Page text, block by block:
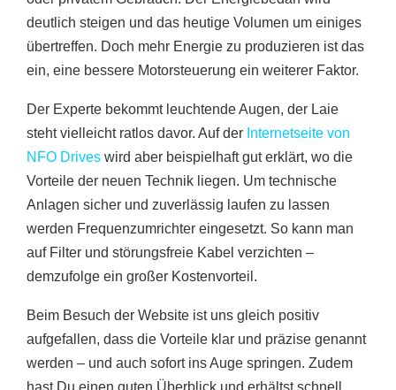
deutlich steigen und das heutige Volumen um einiges
übertreffen. Doch mehr Energie zu produzieren ist das
ein, eine bessere Motorsteuerung ein weiterer Faktor.
Der Experte bekommt leuchtende Augen, der Laie
steht vielleicht ratlos davor. Auf der Internetseite von
NFO Drives wird aber beispielhaft gut erklärt, wo die
Vorteile der neuen Technik liegen. Um technische
Anlagen sicher und zuverlässig laufen zu lassen
werden Frequenzumrichter eingesetzt. So kann man
auf Filter und störungsfreie Kabel verzichten –
demzufolge ein großer Kostenvorteil.
Beim Besuch der Website ist uns gleich positiv
aufgefallen, dass die Vorteile klar und präzise genannt
werden – und auch sofort ins Auge springen. Zudem
hast Du einen guten Überblick und erhältst schnell